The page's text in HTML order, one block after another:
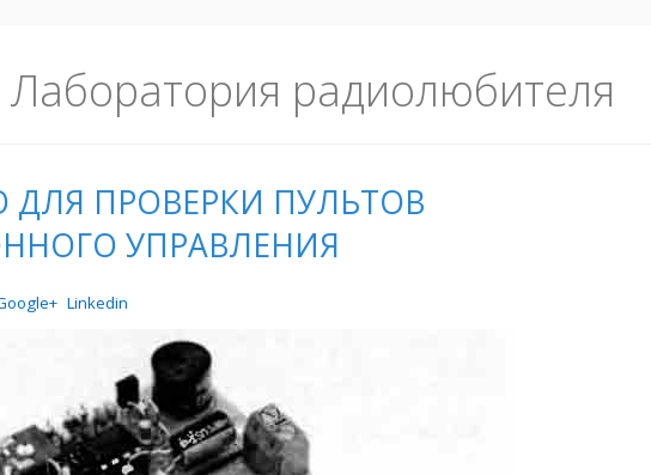
Лаборатория радиолюбителя
ДЛЯ ПРОВЕРКИ ПУЛЬТОВ
УПРАВЛЕНИЯ
Linkedin